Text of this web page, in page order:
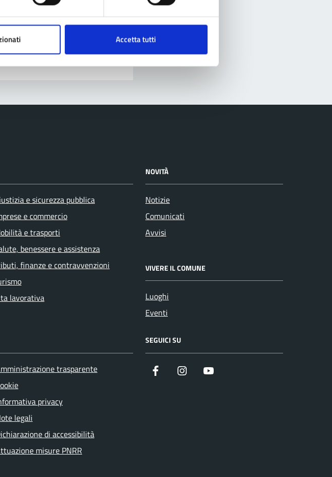
Accetta tutti
e sicurezza pubblica
e commercio
e trasporti
benessere e assistenza
finanze e contravvenzioni
lavorativa
NOVITÀ
Notizie
Comunicati
Avvisi
VIVERE IL COMUNE
Luoghi
Eventi
trasparente
privacy
legali
di accessibilità
misure PNRR
SEGUICI SU
Facebook Instagram